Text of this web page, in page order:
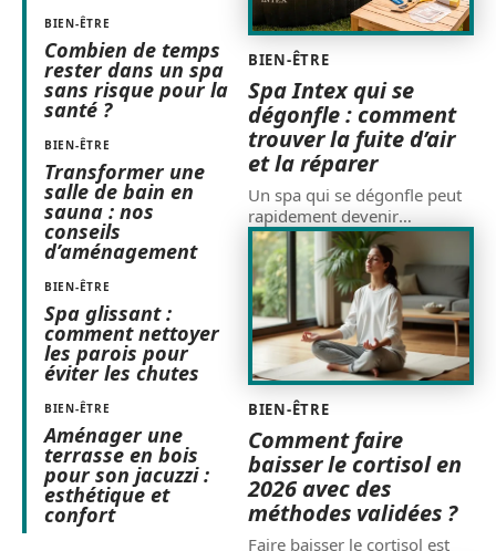
BIEN-ÊTRE
Combien de temps
rester dans un spa
sans risque pour la
santé ?
BIEN-ÊTRE
Transformer une
salle de bain en
sauna : nos
conseils
d’aménagement
BIEN-ÊTRE
Spa glissant :
comment nettoyer
les parois pour
éviter les chutes
BIEN-ÊTRE
Aménager une
terrasse en bois
pour son jacuzzi :
esthétique et
confort
BIEN-ÊTRE
Spa Intex qui se
dégonfle : comment
trouver la fuite d’air
et la réparer
Un spa qui se dégonfle peut
rapidement devenir…
BIEN-ÊTRE
Comment faire
baisser le cortisol en
2026 avec des
méthodes validées ?
Faire baisser le cortisol est